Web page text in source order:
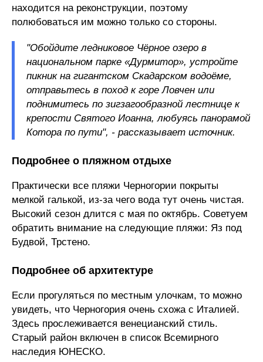
находится на реконструкции, поэтому
полюбоваться им можно только со стороны.
"Обойдите ледниковое Чёрное озеро в
национальном парке «Дурмитор», устройте
пикник на гигантском Скадарском водоёме,
отправьтесь в поход к горе Ловчен или
поднимитесь по зигзагообразной лестнице к
крепости Святого Иоанна, любуясь панорамой
Котора по пути", - рассказывает источник.
Подробнее о пляжном отдыхе
Практически все пляжи Черногории покрыты
мелкой галькой, из-за чего вода тут очень чистая.
Высокий сезон длится с мая по октябрь. Советуем
обратить внимание на следующие пляжи: Яз под
Будвой, Трстено.
Подробнее об архитектуре
Если прогуляться по местным улочкам, то можно
увидеть, что Черногория очень схожа с Италией.
Здесь прослеживается венецианский стиль.
Старый район включен в список Всемирного
наследия ЮНЕСКО.